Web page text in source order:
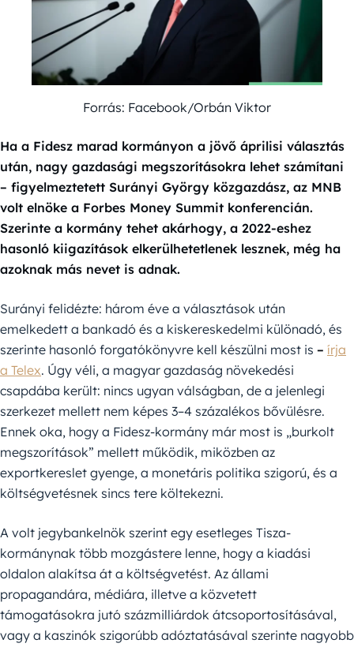
Forrás: Facebook/Orbán Viktor
Ha a Fidesz marad kormányon a jövő áprilisi választás
után, nagy gazdasági megszorításokra lehet számítani
– figyelmeztetett Surányi György közgazdász, az MNB
volt elnöke a Forbes Money Summit konferencián.
Szerinte a kormány tehet akárhogy, a 2022-eshez
hasonló kiigazítások elkerülhetetlenek lesznek, még ha
azoknak más nevet is adnak.
Surányi felidézte: három éve a választások után
emelkedett a bankadó és a kiskereskedelmi különadó, és
szerinte hasonló forgatókönyvre kell készülni most is – írja
a Telex. Úgy véli, a magyar gazdaság növekedési
csapdába került: nincs ugyan válságban, de a jelenlegi
szerkezet mellett nem képes 3–4 százalékos bővülésre.
Ennek oka, hogy a Fidesz-kormány már most is „burkolt
megszorítások” mellett működik, miközben az
exportkereslet gyenge, a monetáris politika szigorú, és a
költségvetésnek sincs tere költekezni.
A volt jegybankelnök szerint egy esetleges Tisza-
kormánynak több mozgástere lenne, hogy a kiadási
oldalon alakítsa át a költségvetést. Az állami
propagandára, médiára, illetve a közvetett
támogatásokra jutó százmilliárdok átcsoportosításával,
vagy a kaszinók szigorúbb adóztatásával szerinte nagyobb